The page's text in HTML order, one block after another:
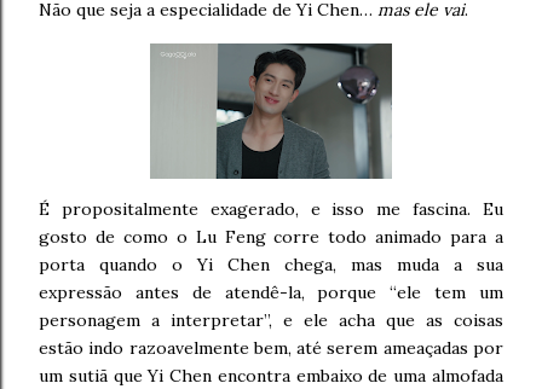
Não que seja a especialidade de Yi Chen… mas ele vai.
É propositalmente exagerado, e isso me fascina. Eu
gosto de como o Lu Feng corre todo animado para a
porta quando o Yi Chen chega, mas muda a sua
expressão antes de atendê-la, porque “ele tem um
personagem a interpretar”, e ele acha que as coisas
estão indo razoavelmente bem, até serem ameaçadas por
um sutiã que Yi Chen encontra embaixo de uma almofada